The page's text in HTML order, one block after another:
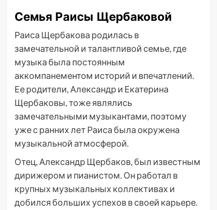
Семья Раисы Щербаковой
Раиса Щербакова родилась в
замечательной и талантливой семье, где
музыка была постоянным
аккомпанементом историй и впечатлений.
Ее родители, Александр и Екатерина
Щербаковы, тоже являлись
замечательными музыкантами, поэтому
уже с ранних лет Раиса была окружена
музыкальной атмосферой.
Отец, Александр Щербаков, был известным
дирижером и пианистом. Он работал в
крупных музыкальных коллективах и
добился больших успехов в своей карьере.